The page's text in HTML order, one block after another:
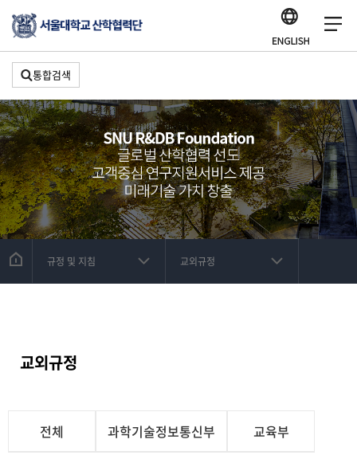
통합검색
규정 및 지침 교외규정
교외규정
전체 과학기술정보통신부 교육부